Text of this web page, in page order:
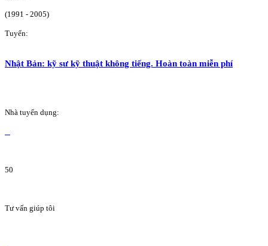
(1991 - 2005)
Tuyển:
Nhật Bản: kỹ sư kỹ thuật không tiếng. Hoàn toàn miễn phí
Nhà tuyển dụng:
50
Tư vấn giúp tôi